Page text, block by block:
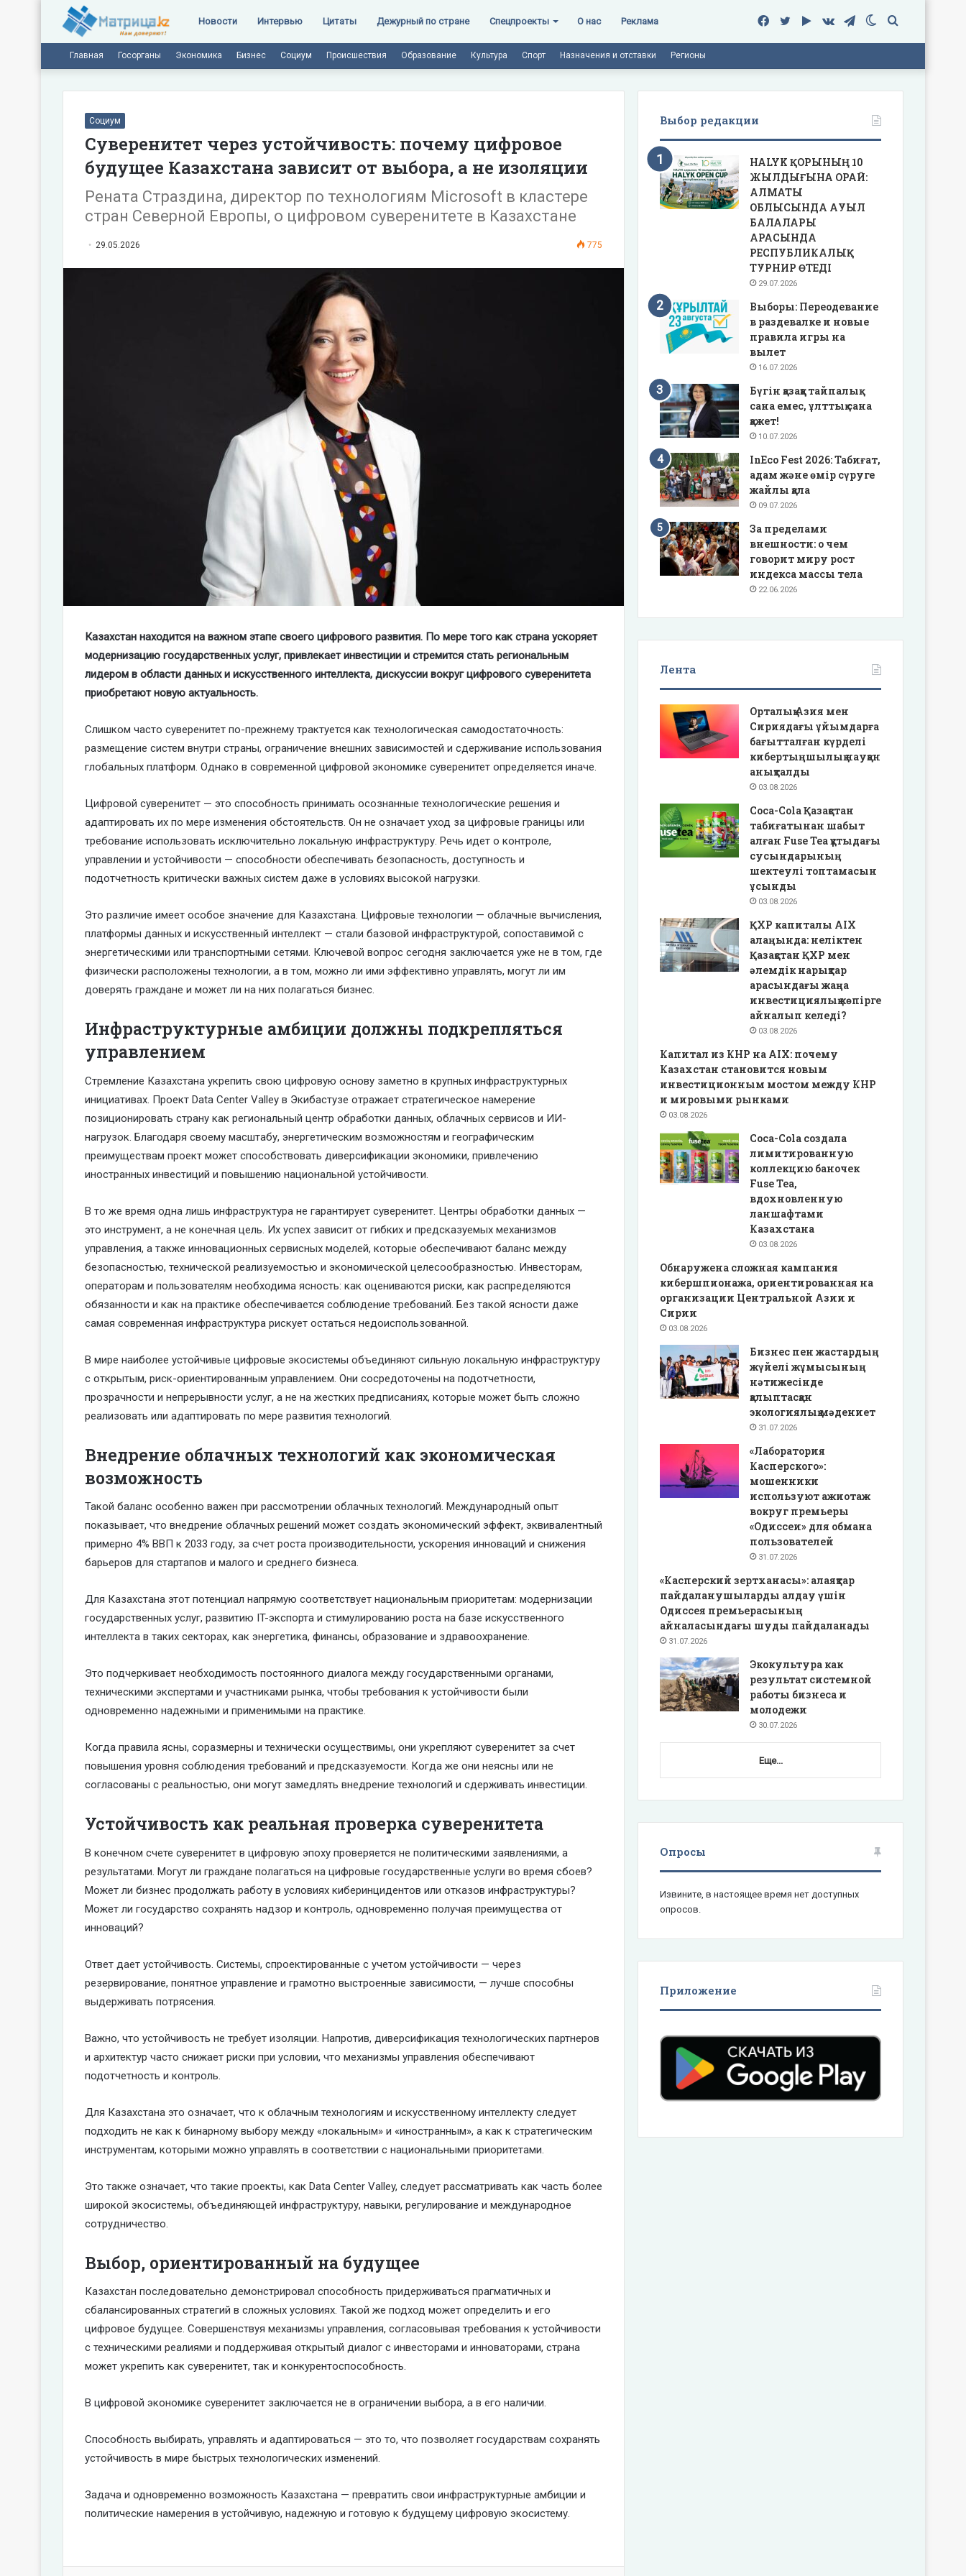
Новости Интервью Цитаты Дежурный по стране Спецпроекты О нас Реклама Поиск
Switch
Telegram
vk.com
Google
Twitter
Facebook
Главная Госорганы Экономика Бизнес Социум Происшествия Образование Культура Спорт Назначения и отставки Регионы
Социум
Суверенитет через устойчивость: почему цифровое
будущее Казахстана зависит от выбора, а не изоляции
Рената Страздина, директор по технологиям Microsoft в кластере
стран Северной Европы, о цифровом суверенитете в Казахстане
29.05.2026 775
Казахстан находится на важном этапе своего цифрового развития. По мере того как страна ускоряет
модернизацию государственных услуг, привлекает инвестиции и стремится стать региональным
лидером в области данных и искусственного интеллекта, дискуссии вокруг цифрового суверенитета
приобретают новую актуальность.
Слишком часто суверенитет по-прежнему трактуется как технологическая самодостаточность:
размещение систем внутри страны, ограничение внешних зависимостей и сдерживание использования
глобальных платформ. Однако в современной цифровой экономике суверенитет определяется иначе.
Цифровой суверенитет — это способность принимать осознанные технологические решения и
адаптировать их по мере изменения обстоятельств. Он не означает уход за цифровые границы или
требование использовать исключительно локальную инфраструктуру. Речь идет о контроле,
управлении и устойчивости — способности обеспечивать безопасность, доступность и
подотчетность критически важных систем даже в условиях высокой нагрузки.
Это различие имеет особое значение для Казахстана. Цифровые технологии — облачные вычисления,
платформы данных и искусственный интеллект — стали базовой инфраструктурой, сопоставимой с
энергетическими или транспортными сетями. Ключевой вопрос сегодня заключается уже не в том, где
физически расположены технологии, а в том, можно ли ими эффективно управлять, могут ли им
доверять граждане и может ли на них полагаться бизнес.
Инфраструктурные амбиции должны подкрепляться
управлением
Стремление Казахстана укрепить свою цифровую основу заметно в крупных инфраструктурных
инициативах. Проект Data Center Valley в Экибастузе отражает стратегическое намерение
позиционировать страну как региональный центр обработки данных, облачных сервисов и ИИ-
нагрузок. Благодаря своему масштабу, энергетическим возможностям и географическим
преимуществам проект может способствовать диверсификации экономики, привлечению
иностранных инвестиций и повышению национальной устойчивости.
В то же время одна лишь инфраструктура не гарантирует суверенитет. Центры обработки данных —
это инструмент, а не конечная цель. Их успех зависит от гибких и предсказуемых механизмов
управления, а также инновационных сервисных моделей, которые обеспечивают баланс между
безопасностью, технической реализуемостью и экономической целесообразностью. Инвесторам,
операторам и пользователям необходима ясность: как оцениваются риски, как распределяются
обязанности и как на практике обеспечивается соблюдение требований. Без такой ясности даже
самая современная инфраструктура рискует остаться недоиспользованной.
В мире наиболее устойчивые цифровые экосистемы объединяют сильную локальную инфраструктуру
с открытым, риск-ориентированным управлением. Они сосредоточены на подотчетности,
прозрачности и непрерывности услуг, а не на жестких предписаниях, которые может быть сложно
реализовать или адаптировать по мере развития технологий.
Внедрение облачных технологий как экономическая
возможность
Такой баланс особенно важен при рассмотрении облачных технологий. Международный опыт
показывает, что внедрение облачных решений может создать экономический эффект, эквивалентный
примерно 4% ВВП к 2033 году, за счет роста производительности, ускорения инноваций и снижения
барьеров для стартапов и малого и среднего бизнеса.
Для Казахстана этот потенциал напрямую соответствует национальным приоритетам: модернизации
государственных услуг, развитию IT-экспорта и стимулированию роста на базе искусственного
интеллекта в таких секторах, как энергетика, финансы, образование и здравоохранение.
Это подчеркивает необходимость постоянного диалога между государственными органами,
техническими экспертами и участниками рынка, чтобы требования к устойчивости были
одновременно надежными и применимыми на практике.
Когда правила ясны, соразмерны и технически осуществимы, они укрепляют суверенитет за счет
повышения уровня соблюдения требований и предсказуемости. Когда же они неясны или не
согласованы с реальностью, они могут замедлять внедрение технологий и сдерживать инвестиции.
Устойчивость как реальная проверка суверенитета
В конечном счете суверенитет в цифровую эпоху проверяется не политическими заявлениями, а
результатами. Могут ли граждане полагаться на цифровые государственные услуги во время сбоев?
Может ли бизнес продолжать работу в условиях киберинцидентов или отказов инфраструктуры?
Может ли государство сохранять надзор и контроль, одновременно получая преимущества от
инноваций?
Ответ дает устойчивость. Системы, спроектированные с учетом устойчивости — через
резервирование, понятное управление и грамотно выстроенные зависимости, — лучше способны
выдерживать потрясения.
Важно, что устойчивость не требует изоляции. Напротив, диверсификация технологических партнеров
и архитектур часто снижает риски при условии, что механизмы управления обеспечивают
подотчетность и контроль.
Для Казахстана это означает, что к облачным технологиям и искусственному интеллекту следует
подходить не как к бинарному выбору между «локальным» и «иностранным», а как к стратегическим
инструментам, которыми можно управлять в соответствии с национальными приоритетами.
Это также означает, что такие проекты, как Data Center Valley, следует рассматривать как часть более
широкой экосистемы, объединяющей инфраструктуру, навыки, регулирование и международное
сотрудничество.
Выбор, ориентированный на будущее
Казахстан последовательно демонстрировал способность придерживаться прагматичных и
сбалансированных стратегий в сложных условиях. Такой же подход может определить и его
цифровое будущее. Совершенствуя механизмы управления, согласовывая требования к устойчивости
с техническими реалиями и поддерживая открытый диалог с инвесторами и инноваторами, страна
может укрепить как суверенитет, так и конкурентоспособность.
В цифровой экономике суверенитет заключается не в ограничении выбора, а в его наличии.
Способность выбирать, управлять и адаптироваться — это то, что позволяет государствам сохранять
устойчивость в мире быстрых технологических изменений.
Задача и одновременно возможность Казахстана — превратить свои инфраструктурные амбиции и
политические намерения в устойчивую, надежную и готовую к будущему цифровую экосистему.
Выбор редакции
HALYK ҚОРЫНЫҢ 10
ЖЫЛДЫҒЫНА ОРАЙ:
АЛМАТЫ
ОБЛЫСЫНДА АУЫЛ
БАЛАЛАРЫ
АРАСЫНДА
РЕСПУБЛИКАЛЫҚ
ТУРНИР ӨТЕДІ
29.07.2026
Выборы: Переодевание
в раздевалке и новые
правила игры на
вылет
16.07.2026
Бүгін қазаққа тайпалық
сана емес, ұлттық сана
қажет!
10.07.2026
InEco Fest 2026: Табиғат,
адам және өмір сүруге
жайлы қала
09.07.2026
За пределами
внешности: о чем
говорит миру рост
индекса массы тела
22.06.2026
Лента
Орталық Азия мен
Сириядағы ұйымдарға
бағытталған күрделі
кибертыңшылық науқан
анықталды
03.08.2026
Coca-Cola Қазақстан
табиғатынан шабыт
алған Fuse Tea құтыдағы
сусындарының
шектеулі топтамасын
ұсынды
03.08.2026
ҚХР капиталы AIX
алаңында: неліктен
Қазақстан ҚХР мен
әлемдік нарықтар
арасындағы жаңа
инвестициялық көпірге
айналып келеді?
03.08.2026
Капитал из КНР на AIX: почему
Казахстан становится новым
инвестиционным мостом между КНР
и мировыми рынками
03.08.2026
Coca-Cola создала
лимитированную
коллекцию баночек
Fuse Tea,
вдохновленную
ланшафтами
Казахстана
03.08.2026
Обнаружена сложная кампания
кибершпионажа, ориентированная на
организации Центральной Азии и
Сирии
03.08.2026
Бизнес пен жастардың
жүйелі жұмысының
нәтижесінде
қалыптасқан
экологиялық мәдениет
31.07.2026
«Лаборатория
Касперского»:
мошенники
используют ажиотаж
вокруг премьеры
«Одиссеи» для обмана
пользователей
31.07.2026
«Касперский зертханасы»: алаяқтар
пайдаланушыларды алдау үшін
Одиссея премьерасының
айналасындағы шуды пайдаланады
31.07.2026
Экокультура как
результат системной
работы бизнеса и
молодежи
30.07.2026
Еще...
Опросы
Извините, в настоящее время нет доступных
опросов.
Приложение